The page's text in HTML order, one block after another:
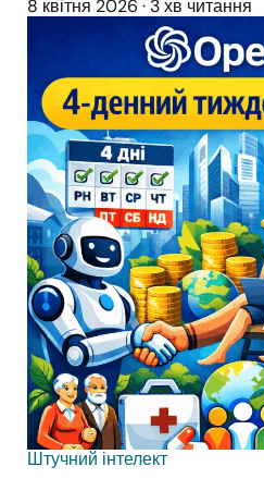
8 квітня 2026 · 3 хв читання
Штучний інтелект